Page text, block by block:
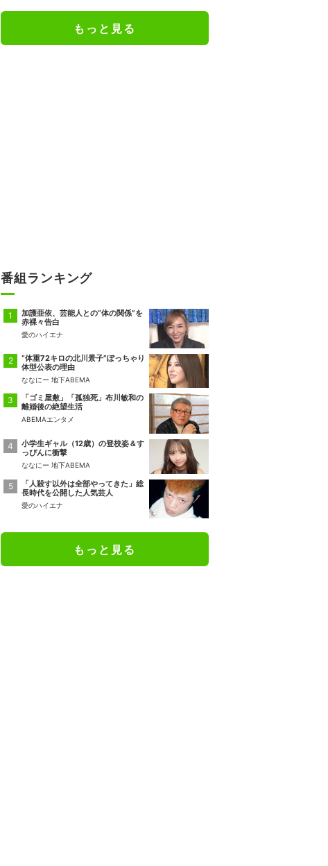
もっと見る
番組ランキング
加護亜依、芸能人との“体の関係”を
赤裸々告白
愛のハイエナ
“体重72キロの北川景子”ぽっちゃり
体型公表の理由
ななにー 地下ABEMA
「ゴミ屋敷」「孤独死」布川敏和の
離婚後の絶望生活
ABEMAエンタメ
小学生ギャル（12歳）の登校姿＆す
っぴんに衝撃
ななにー 地下ABEMA
「人殺す以外は全部やってきた」総
長時代を公開した人気芸人
愛のハイエナ
もっと見る